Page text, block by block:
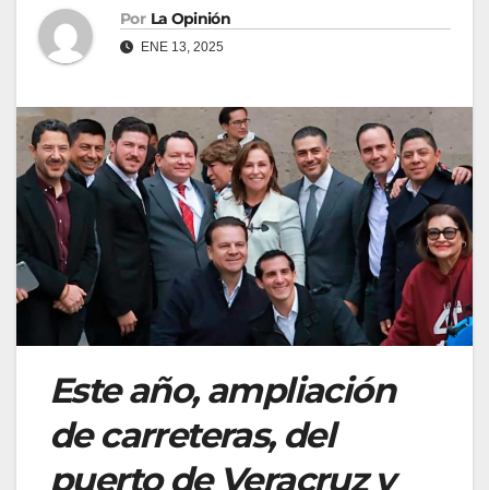
Por La Opinión
ENE 13, 2025
Este año, ampliación
de carreteras, del
puerto de Veracruz y